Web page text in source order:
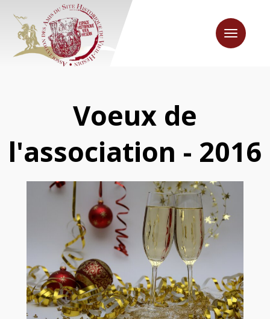
Toggle
navigation
Voeux de
l'association - 2016